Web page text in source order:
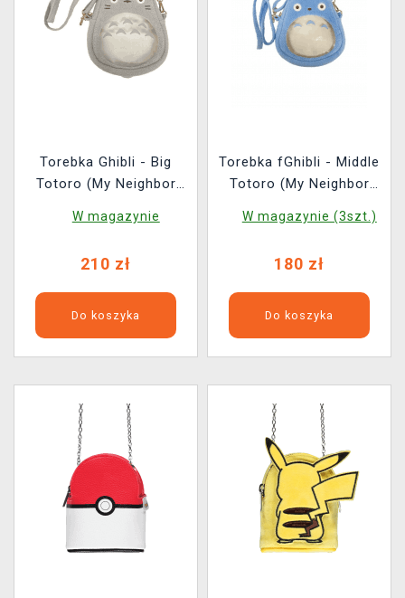
Torebka Ghibli - Big
Totoro (My Neighbor
W magazynie
210 zł
Do koszyka
Torebka fGhibli - Middle
Totoro (My Neighbor
W magazynie (3szt.)
180 zł
Do koszyka